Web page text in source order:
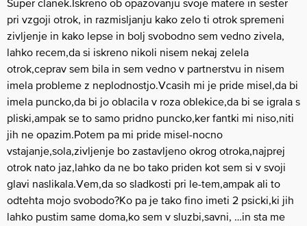
Super clanek.Iskreno ob opazovanju svoje matere in sester
pri vzgoji otrok, in razmisljanju kako zelo ti otrok spremeni
zivljenje in kako lepse in bolj svobodno sem vedno zivela,
lahko recem,da si iskreno nikoli nisem nekaj zelela
otrok,ceprav sem bila in sem vedno v partnerstvu in nisem
imela probleme z neplodnostjo.Vcasih mi je pride misel,da bi
imela puncko,da bi jo oblacila v roza oblekice,da bi se igrala s
pliski,ampak se to samo pridno puncko,ker fantki mi niso,niti
jih ne opazim.Potem pa mi pride misel-nocno
vstajanje,sola,zivljenje bo zastavljeno okrog otroka,najprej
otrok nato jaz,lahko da ne bo tako priden kot sem si v svoji
glavi naslikala.Vem,da so sladkosti pri le-tem,ampak ali to
odtehta mojo svobodo?Ko pa je tako fino imeti 2 psicki,ki jih
lahko pustim same doma,ko sem v sluzbi,savni, …in sta me